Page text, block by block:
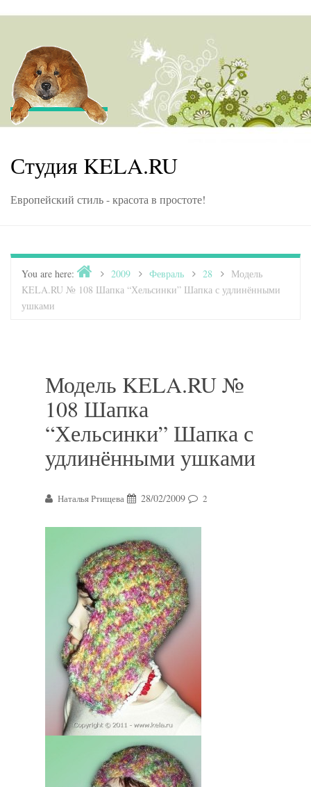
Студия KELA.RU
Европейский стиль - красота в простоте!
You are here: Home2009 Февраль 28
Модель
KELA.RU № 108 Шапка “Хельсинки” Шапка с удлинёнными
ушками
Модель KELA.RU №
108 Шапка
“Хельсинки” Шапка с
удлинёнными ушками
Наталья Ртищева 28/02/2009 2